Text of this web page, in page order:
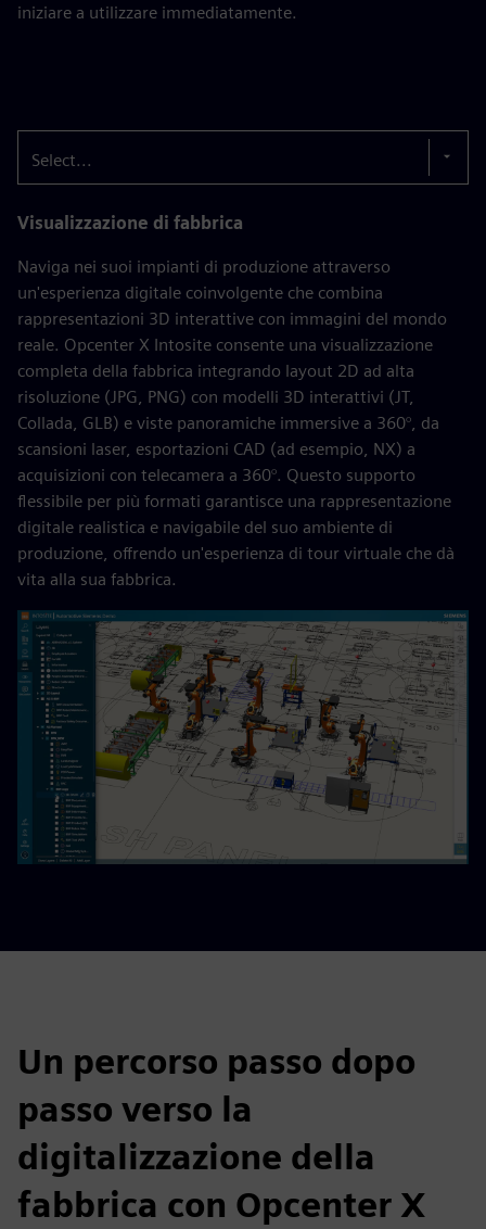
iniziare a utilizzare immediatamente.
Select...
Visualizzazione di fabbrica
Naviga nei suoi impianti di produzione attraverso
un'esperienza digitale coinvolgente che combina
rappresentazioni 3D interattive con immagini del mondo
reale. Opcenter X Intosite consente una visualizzazione
completa della fabbrica integrando layout 2D ad alta
risoluzione (JPG, PNG) con modelli 3D interattivi (JT,
Collada, GLB) e viste panoramiche immersive a 360°, da
scansioni laser, esportazioni CAD (ad esempio, NX) a
acquisizioni con telecamera a 360°. Questo supporto
flessibile per più formati garantisce una rappresentazione
digitale realistica e navigabile del suo ambiente di
produzione, offrendo un'esperienza di tour virtuale che dà
vita alla sua fabbrica.
Un percorso passo dopo
passo verso la
digitalizzazione della
fabbrica con Opcenter X